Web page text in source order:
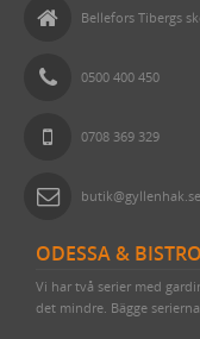
Bellefors Tibergs
0500 400 450
0708 369 329
butik@gyllenhak.se
ODESSA & BISTRO
Vi har två serier med
det mindre. Bägge